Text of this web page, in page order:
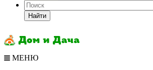
Найти
МЕНЮ